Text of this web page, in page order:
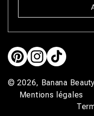
PinterestInstagramTikTok
© 2026, Banana
Mentions légales